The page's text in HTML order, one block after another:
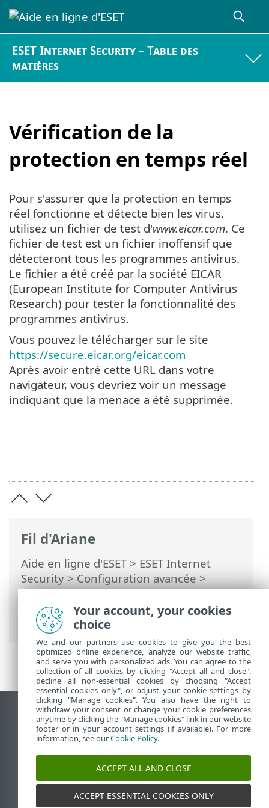
ESET Internet Security – Table des
matières
Vérification de la
protection en temps réel
Fil d'Ariane
Aide en ligne d'ESET> ESET Internet
Security>Configuration avancée>
Protections>Protection en temps réel
du système de fichiers> Vérification de la
protection en temps réel
Pour s'assurer que la protection en temps
réel fonctionne et détecte bien les virus,
utilisez un fichier de test d'www.eicar.com. Ce
fichier de test est un fichier inoffensif que
détecteront tous les programmes antivirus.
Le fichier a été créé par la société EICAR
(European Institute for Computer Antivirus
Research) pour tester la fonctionnalité des
programmes antivirus.
Vous pouvez le télécharger sur le site
https://secure.eicar.org/eicar.com
Après avoir entré cette URL dans votre
navigateur, vous devriez voir un message
indiquant que la menace a été supprimée.
Afficher le site pour ordinateur de bureau
End of Life
Base de connaissances ESET
Forum ESET
ESET Status Portal
Assistance régionale
Your account, your cookies
choice
We and our partners use cookies to give you the best
optimized online experience, analyze our website traffic,
and serve you with personalized ads. You can agree to the
collection of all cookies by clicking "Accept all and close",
decline all non-essential cookies by choosing "Accept
essential cookies only", or adjust your cookie settings by
clicking "Manage cookies". You also have the right to
withdraw your consent or change your cookie preferences
anytime by clicking the "Manage cookies" link in our website
footer or in your account settings (if available). For more
information, see ourCookie Policy.
ACCEPT ALL AND CLOSE
ACCEPT ESSENTIAL COOKIES ONLY